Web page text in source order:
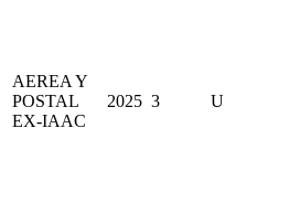
AEREA Y
POSTAL
EX-IAAC
2025 3 U